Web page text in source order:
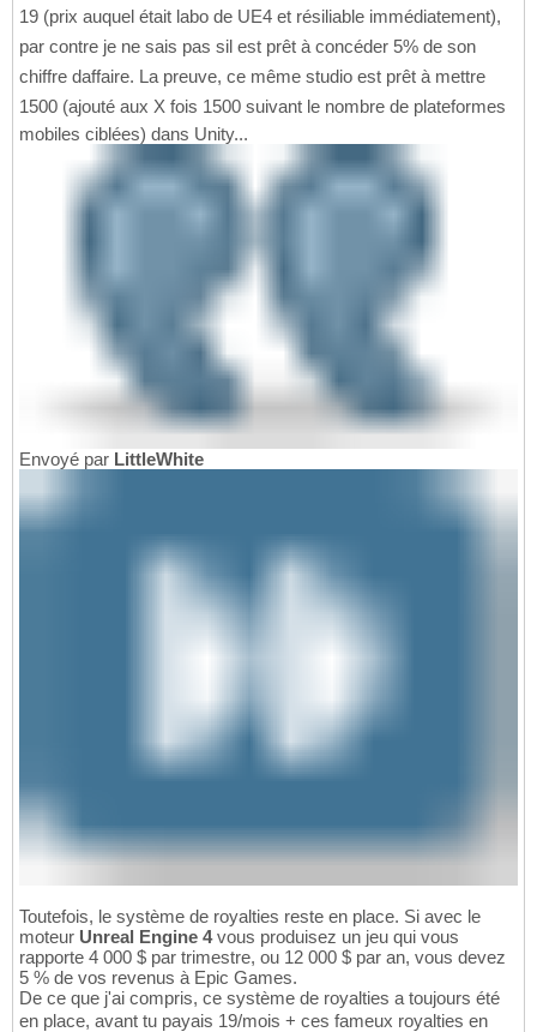
19 (prix auquel était labo de UE4 et résiliable immédiatement),
par contre je ne sais pas sil est prêt à concéder 5% de son
chiffre daffaire. La preuve, ce même studio est prêt à mettre
1500 (ajouté aux X fois 1500 suivant le nombre de plateformes
mobiles ciblées) dans Unity...
Envoyé par LittleWhite
Toutefois, le système de royalties reste en place. Si avec le
moteur Unreal Engine 4vous produisez un jeu qui vous
rapporte 4 000 $ par trimestre, ou 12 000 $ par an, vous devez
5 % de vos revenus à Epic Games.
De ce que j'ai compris, ce système de royalties a toujours été
en place, avant tu payais 19/mois + ces fameux royalties en